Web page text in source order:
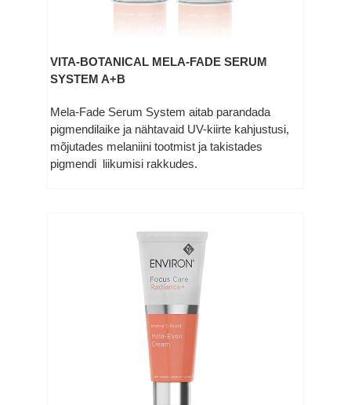
VITA-BOTANICAL MELA-FADE SERUM
SYSTEM A+B
Mela-Fade Serum System aitab parandada
pigmendilaike ja nähtavaid UV-kiirte kahjustusi,
mõjutades melaniini tootmist ja takistades
pigmendi liikumisi rakkudes.